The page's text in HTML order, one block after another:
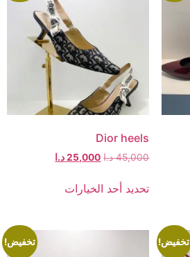
Dior heels
45,000 د.ا 25,000 د.ا
تحديد أحد الخيارات
تخفيض! تخفيض!